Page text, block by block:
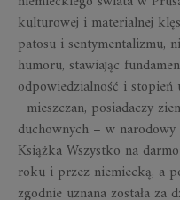
kulturowej i materialnej
patosu i sentymentalizmu,
humoru, stawiając
odpowiedzialność i
mieszczan, posiadaczy
duchownych – w narodowy
KsiążkaWszystko na darmo
roku i przez niemiecką, a
zgodnie uznana została za